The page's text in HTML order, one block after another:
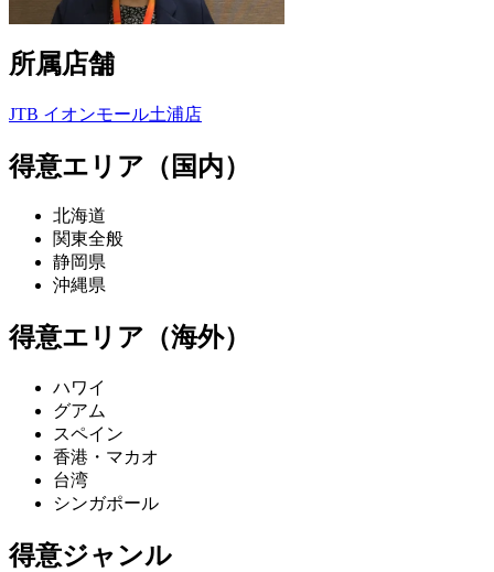
所属店舗
JTB イオンモール土浦店
得意エリア（国内）
北海道
関東全般
静岡県
沖縄県
得意エリア（海外）
ハワイ
グアム
スペイン
香港・マカオ
台湾
シンガポール
得意ジャンル